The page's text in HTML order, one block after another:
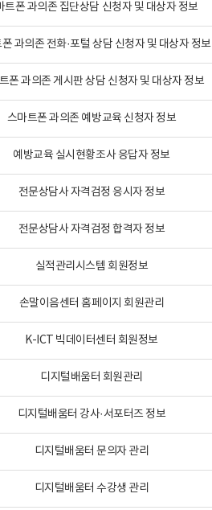
트폰 과의존 집단상담 신청자 및 대상자 정보
과의존 전화·포털 상담 신청자 및 대상자 정보
폰 과의존 게시판 상담 신청자 및 대상자 정보
스마트폰 과의존 예방교육 신청자 정보
예방교육 실시현황조사 응답자 정보
전문상담사 자격검정 응시자 정보
전문상담사 자격검정 합격자 정보
실적관리시스템 회원정보
손말이음센터 홈페이지 회원관리
K-ICT 빅데이터센터 회원정보
디지털배움터 회원관리
디지털배움터 강사·서포터즈 정보
디지털배움터 문의자 관리
디지털배움터 수강생 관리